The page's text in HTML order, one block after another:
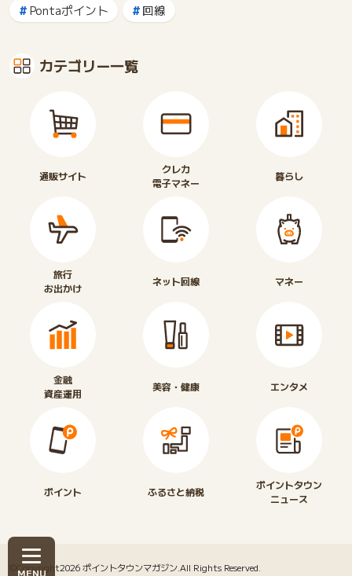
Pontaポイント
回線
カテゴリー一覧
通販サイト
クレカ
電子マネー
暮らし
旅行
お出かけ
ネット回線 マネー
金融
資産運用
美容・健康 エンタメ
ポイント ふるさと納税
ポイントタウン
ニュース
©Copyright2026ポイントタウンマガジン.All Rights Reserved.